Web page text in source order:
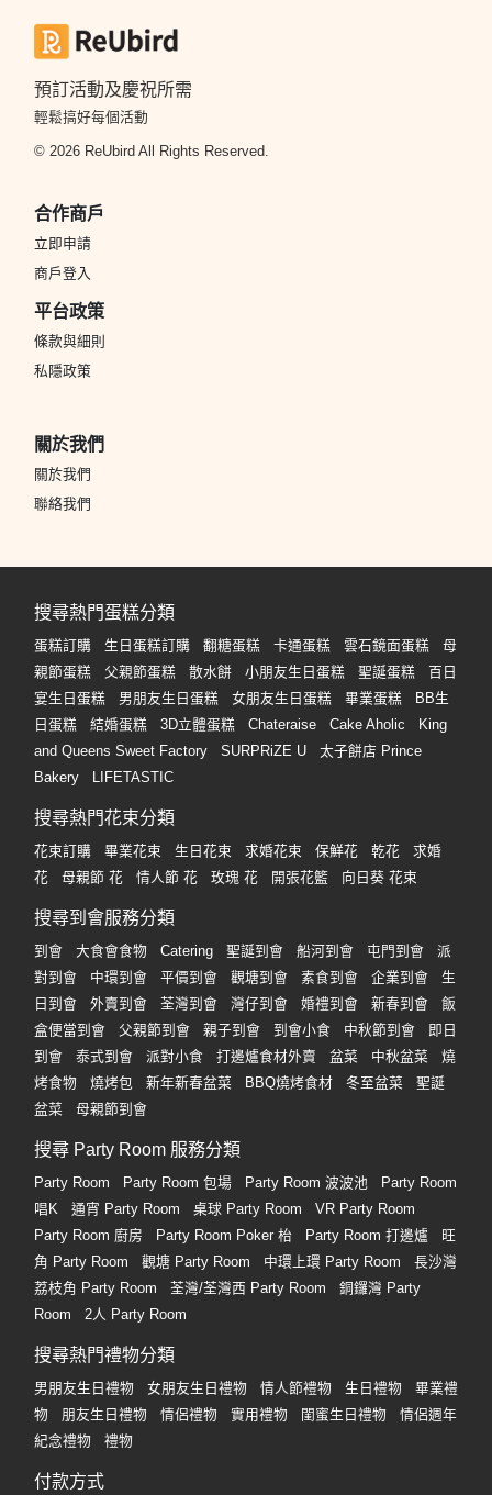
預訂活動及慶祝所需
輕鬆搞好每個活動
© 2026 ReUbird All Rights Reserved.
合作商戶
立即申請
商戶登入
平台政策
條款與細則
私隱政策
關於我們
關於我們
聯絡我們
搜尋熱門蛋糕分類
蛋糕訂購 生日蛋糕訂購 翻糖蛋糕 卡通蛋糕 雲石鏡面蛋糕
母
親節蛋糕
父親節蛋糕 散水餅 小朋友生日蛋糕 聖誕蛋糕
百日
宴生日蛋糕
男朋友生日蛋糕 女朋友生日蛋糕 畢業蛋糕
BB生
日蛋糕
結婚蛋糕 3D立體蛋糕 Chateraise Cake Aholic
King
and Queens Sweet Factory
SURPRiZE U
太子餅店 Prince
Bakery
LIFETASTIC
搜尋熱門花束分類
花束訂購 畢業花束 生日花束 求婚花束 保鮮花 乾花
求婚
花
母親節 花 情人節 花 玫瑰 花 開張花籃 向日葵 花束
搜尋到會服務分類
到會 大食會食物 Catering 聖誕到會 船河到會 屯門到會
派
對到會
中環到會 平價到會 觀塘到會 素食到會 企業到會
生
日到會
外賣到會 荃灣到會 灣仔到會 婚禮到會 新春到會
飯
盒便當到會
父親節到會 親子到會 到會小食 中秋節到會
即日
到會
泰式到會 派對小食 打邊爐食材外賣 盆菜 中秋盆菜
燒
烤食物
燒烤包 新年新春盆菜 BBQ燒烤食材 冬至盆菜
聖誕
盆菜
母親節到會
搜尋 Party Room 服務分類
Party Room Party Room 包場 Party Room 波波池
Party Room
唱K
通宵 Party Room 桌球 Party Room
VR Party Room
Party Room 廚房
Party Room Poker 枱 Party Room 打邊爐
旺
角 Party Room
觀塘 Party Room 中環上環 Party Room
長沙灣
荔枝角 Party Room
荃灣/荃灣西 Party Room
銅鑼灣 Party
Room
2人 Party Room
搜尋熱門禮物分類
男朋友生日禮物 女朋友生日禮物 情人節禮物 生日禮物
畢業禮
物
朋友生日禮物 情侶禮物 實用禮物 閨蜜生日禮物
情侶週年
紀念禮物
禮物
付款方式